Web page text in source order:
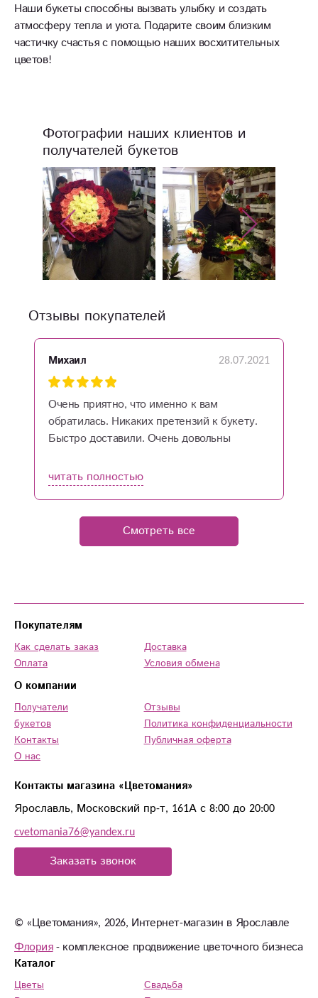
Наши букеты способны вызвать улыбку и создать
атмосферу тепла и уюта. Подарите своим близким
частичку счастья с помощью наших восхитительных
цветов!
Фотографии наших клиентов и
получателей букетов
Отзывы покупателей
Михаил 28.07.2021
Очень приятно, что именно к вам
обратилась. Никаких претензий к букету.
Быстро доставили. Очень довольны
читать полностью
Смотреть все
Контакты магазина «Цветомания»
Ярославль, Московский пр-т, 161А с 8:00 до 20:00
cvetomania76@yandex.ru
Заказать звонок
Покупателям
Как сделать заказ
Оплата
Доставка
Условия обмена
О компании
Получатели
букетов
Контакты
О нас
Отзывы
Политика конфиденциальности
Публичная оферта
© «Цветомания», 2026, Интернет-магазин в Ярославле
Флория- комплексное продвижение цветочного бизнеса
Каталог
Цветы
Свадьба